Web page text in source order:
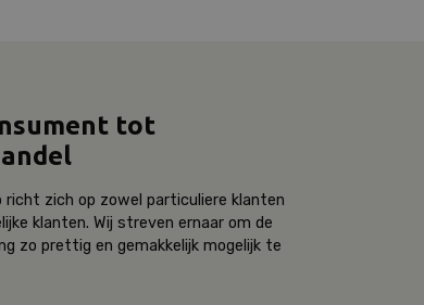
tot
richt zich op zowel particuliere klanten
klanten. Wij streven ernaar om de
zo prettig en gemakkelijk mogelijk te